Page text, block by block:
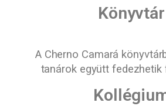
Könyvtár
A Cherno Camará
tanárok együtt fedezhetik